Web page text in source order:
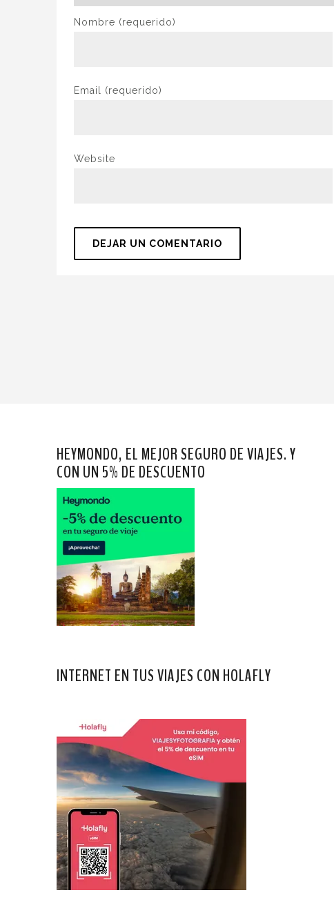
Nombre (requerido)
Email (requerido)
Website
HEYMONDO, EL MEJOR SEGURO DE VIAJES. Y
CON UN 5% DE DESCUENTO
INTERNET EN TUS VIAJES CON HOLAFLY